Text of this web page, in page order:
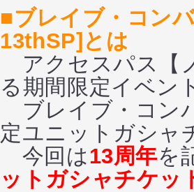
■ブレイブ・コン
13thSP]とは
アクセスパス【
る期間限定イベン
ブレイブ・コン
定ユニットガシャ
今回は13周年を
ットガシャチケッ